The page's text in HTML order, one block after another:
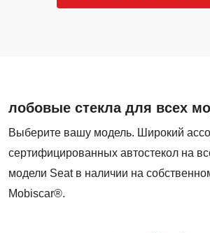
лобовые стекла для всех
Выберите вашу модель. Широкий
сертифицированных автостекол на
модели Seat в наличии на
Mobiscar®.